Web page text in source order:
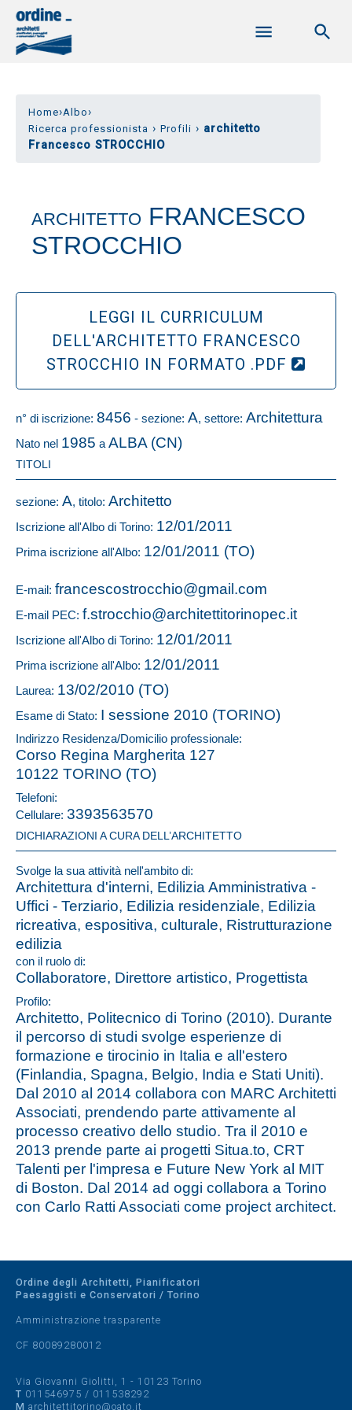
Home›Albo›
Ricerca professionista › Profili › architetto
Francesco STROCCHIO
ARCHITETTO FRANCESCO
STROCCHIO
LEGGI IL CURRICULUM
DELL'ARCHITETTO FRANCESCO
STROCCHIO IN FORMATO .PDF
n° di iscrizione: 8456 - sezione: A, settore: Architettura
Nato nel 1985 a ALBA (CN)
TITOLI
sezione: A, titolo: Architetto
Iscrizione all'Albo di Torino: 12/01/2011
Prima iscrizione all'Albo: 12/01/2011 (TO)
E-mail: francescostrocchio@gmail.com
E-mail PEC: f.strocchio@architettitorinopec.it
Iscrizione all'Albo di Torino: 12/01/2011
Prima iscrizione all'Albo: 12/01/2011
Laurea: 13/02/2010 (TO)
Esame di Stato: I sessione 2010 (TORINO)
Indirizzo Residenza/Domicilio professionale:
Corso Regina Margherita 127
10122 TORINO (TO)
Telefoni:
Cellulare: 3393563570
DICHIARAZIONI A CURA DELL’ARCHITETTO
Svolge la sua attività nell'ambito di:
Architettura d'interni, Edilizia Amministrativa -
Uffici - Terziario, Edilizia residenziale, Edilizia
ricreativa, espositiva, culturale, Ristrutturazione
edilizia
con il ruolo di:
Collaboratore, Direttore artistico, Progettista
Profilo:
Architetto, Politecnico di Torino (2010). Durante
il percorso di studi svolge esperienze di
formazione e tirocinio in Italia e all'estero
(Finlandia, Spagna, Belgio, India e Stati Uniti).
Dal 2010 al 2014 collabora con MARC Architetti
Associati, prendendo parte attivamente al
processo creativo dello studio. Tra il 2010 e
2013 prende parte ai progetti Situa.to, CRT
Talenti per l'impresa e Future New York al MIT
di Boston. Dal 2014 ad oggi collabora a Torino
con Carlo Ratti Associati come project architect.
Ordine degli Architetti, Pianificatori
Paesaggisti e Conservatori / Torino
Amministrazione trasparente
CF 80089280012
Via Giovanni Giolitti, 1 - 10123 Torino
T 011546975 / 011538292
M architettitorino@oato.it